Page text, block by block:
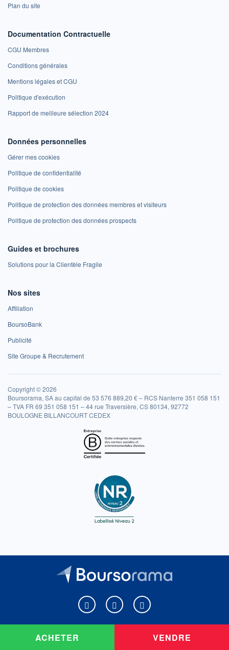
ACHETER VENDRE
Plan du site
Documentation Contractuelle
CGU Membres
Conditions générales
Mentions légales et CGU
Politique d'exécution
Rapport de meilleure sélection 2024
Données personnelles
Gérer mes cookies
Politique de confidentialité
Politique de cookies
Politique de protection des données membres et visiteurs
Politique de protection des données prospects
Guides et brochures
Solutions pour la Clientèle Fragile
Nos sites
Affiliation
BoursoBank
Publicité
Site Groupe & Recrutement
Copyright © 2026
Boursorama, SA au capital de 53 576 889,20 € – RCS Nanterre 351 058 151
– TVA FR 69 351 058 151 – 44 rue Traversière, CS 80134, 92772
BOULOGNE BILLANCOURT CEDEX
Boursorama sur Facebook
Boursorama sur XBoursorama sur